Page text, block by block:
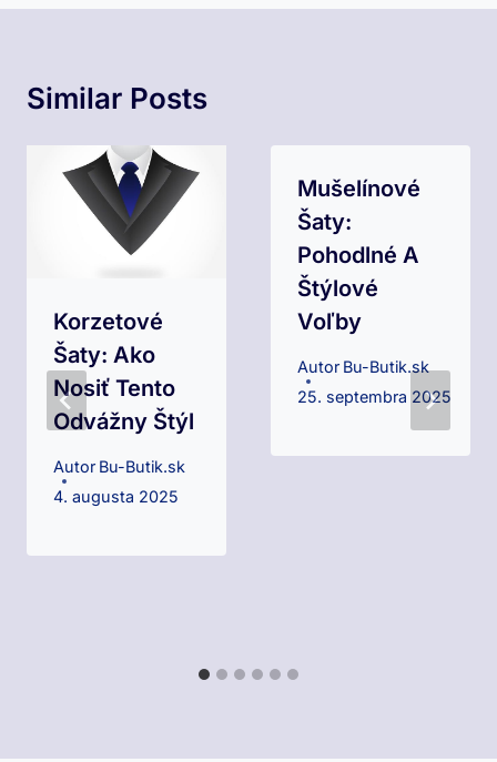
Similar Posts
Korzetové
Šaty: Ako
Nosiť Tento
Odvážny Štýl
Autor Bu-Butik.sk
4. augusta 2025
Mušelínové
Šaty:
Pohodlné A
Štýlové
Voľby
Autor Bu-Butik.sk
25. septembra 2025